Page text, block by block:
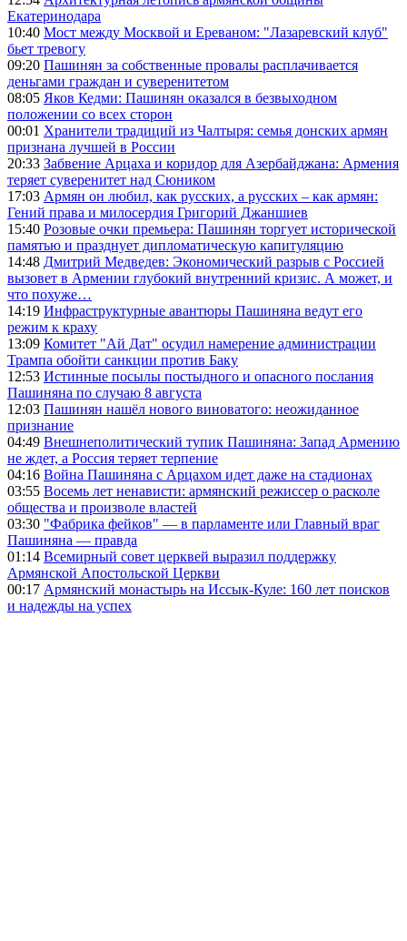
Екатеринодара
10:40 Мост между Москвой и Ереваном: "Лазаревский клуб"
бьет тревогу
09:20 Пашинян за собственные провалы расплачивается
деньгами граждан и суверенитетом
08:05 Яков Кедми: Пашинян оказался в безвыходном
положении со всех сторон
00:01 Хранители традиций из Чалтыря: семья донских армян
признана лучшей в России
20:33 Забвение Арцаха и коридор для Азербайджана: Армения
теряет суверенитет над Сюником
17:03 Армян он любил, как русских, а русских – как армян:
Гений права и милосердия Григорий Джаншиев
15:40 Розовые очки премьера: Пашинян торгует исторической
памятью и празднует дипломатическую капитуляцию
14:48 Дмитрий Медведев: Экономический разрыв с Россией
вызовет в Армении глубокий внутренний кризис. А может, и
что похуже…
14:19 Инфраструктурные авантюры Пашиняна ведут его
режим к краху
13:09 Комитет "Ай Дат" осудил намерение администрации
Трампа обойти санкции против Баку
12:53 Истинные посылы постыдного и опасного послания
Пашиняна по случаю 8 августа
12:03 Пашинян нашёл нового виноватого: неожиданное
признание
04:49 Внешнеполитический тупик Пашиняна: Запад Армению
не ждет, а Россия теряет терпение
04:16 Война Пашиняна с Арцахом идет даже на стадионах
03:55 Восемь лет ненависти: армянский режиссер о расколе
общества и произволе властей
03:30 "Фабрика фейков" — в парламенте или Главный враг
Пашиняна — правда
01:14 Всемирный совет церквей выразил поддержку
Армянской Апостольской Церкви
00:17 Армянский монастырь на Иссык-Куле: 160 лет поисков
и надежды на успех